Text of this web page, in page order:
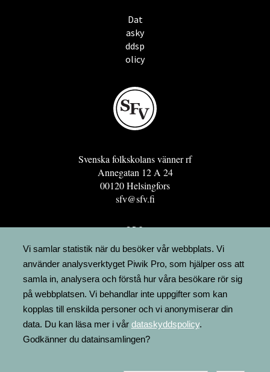
Dat
asky
ddsp
olicy
Svenska folkskolans vänner rf
Annegatan 12 A 24
00120 Helsingfors
sfv@sfv.fi
GRO
FÖRENINGSRESURSEN
MINNESRUNOR.FI
UPPSLAGSVERKET FINLAND
LÄGENHETER
FAKTURERING
Vi samlar statistik när du besöker vår webbplats. Vi
använder analysverktyget Piwik Pro, som hjälper oss att
samla in, analysera och förstå hur våra besökare rör sig
på webbplatsen. Vi behandlar inte uppgifter som kan
kopplas till enskilda personer och vi anonymiserar din
data. Du kan läsa mer i vår dataskyddspolicy.
Godkänner du datainsamlingen?